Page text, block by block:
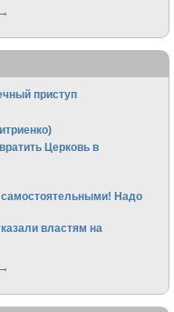
приступ
Церковь в
самостоятельными! Надо
властям на